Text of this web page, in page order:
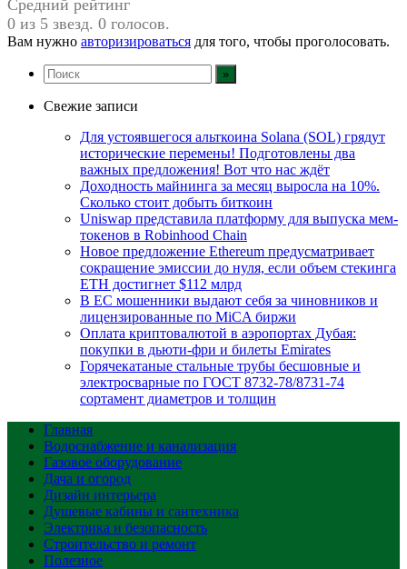
Средний рейтинг
0 из 5 звезд. 0 голосов.
Вам нужно авторизироваться для того, чтобы проголосовать.
Свежие записи
Для устоявшегося альткоина Solana (SOL) грядут
исторические перемены! Подготовлены два
важных предложения! Вот что нас ждёт
Доходность майнинга за месяц выросла на 10%.
Сколько стоит добыть биткоин
Uniswap представила платформу для выпуска мем-
токенов в Robinhood Chain
Новое предложение Ethereum предусматривает
сокращение эмиссии до нуля, если объем стекинга
ETH достигнет $112 млрд
В ЕС мошенники выдают себя за чиновников и
лицензированные по MiCA биржи
Оплата криптовалютой в аэропортах Дубая:
покупки в дьюти-фри и билеты Emirates
Горячекатаные стальные трубы бесшовные и
электросварные по ГОСТ 8732-78/8731-74
сортамент диаметров и толщин
Главная
Водоснабжение и канализация
Газовое оборудование
Дача и огород
Дизайн интерьера
Душевые кабины и сантехника
Электрика и безопасность
Строительство и ремонт
Полезное